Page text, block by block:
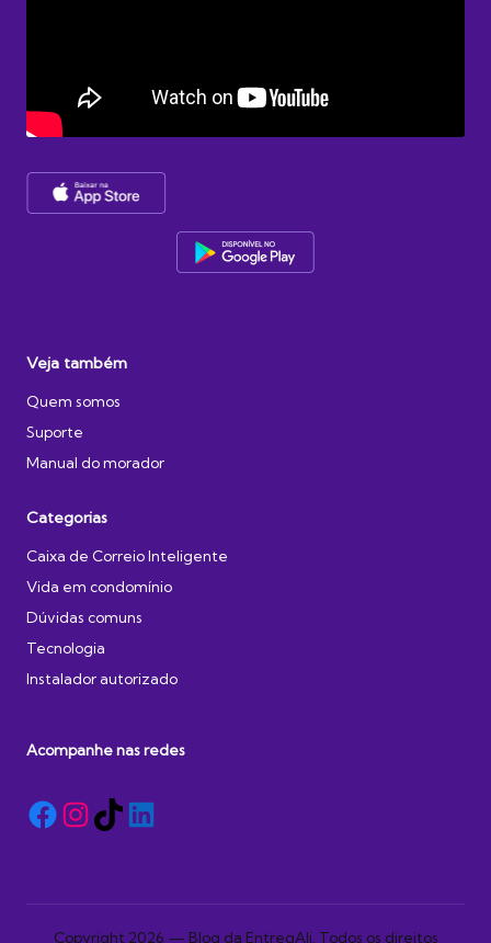
Veja também
Quem somos
Suporte
Manual do morador
Categorias
Caixa de Correio Inteligente
Vida em condomínio
Dúvidas comuns
Tecnologia
Instalador autorizado
Acompanhe nas redes
Facebook
Instagram
TikTokLinkedIn
Copyright 2026 — Blog da EntregAli. Todos os direitos